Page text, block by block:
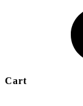
Cart